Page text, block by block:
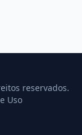
reservados.
Uso